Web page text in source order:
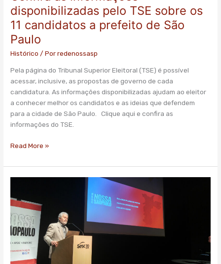
disponibilizadas pelo TSE sobre os
11 candidatos a prefeito de São
Paulo
Histórico / Porredenossasp
Pela página do Tribunal Superior Eleitoral (TSE) é possível
acessar, inclusive, as propostas de governo de cada
candidatura. As informações disponibilizadas ajudam ao eleitor
a conhecer melhor os candidatos e as ideias que defendem
para a cidade de São Paulo. Clique aqui e confira as
informações do TSE.
as
informações
disponibilizadas
pelo
os
11
candidatos
a
prefeito
de
Paulo
Read More »
São
Paulo
cumpre
61
propostas